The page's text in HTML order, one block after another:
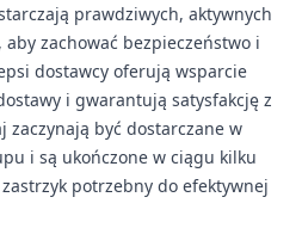
prawdziwych, aktywnych
zachować bezpieczeństwo i
dostawcy oferują wsparcie
i gwarantują satysfakcję z
zaczynają być dostarczane w
i są ukończone w ciągu kilku
potrzebny do efektywnej